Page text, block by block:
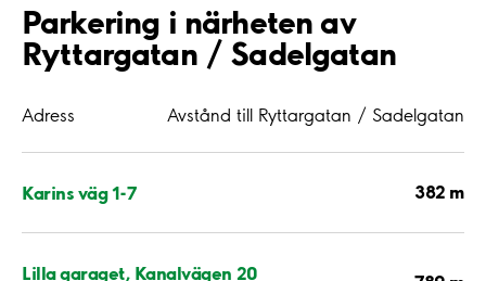
Parkering i närheten av
Ryttargatan / Sadelgatan
Adress Avstånd till Ryttargatan / Sadelgatan
Karins väg 1-7 382 m
Lilla garaget, Kanalvägen 20